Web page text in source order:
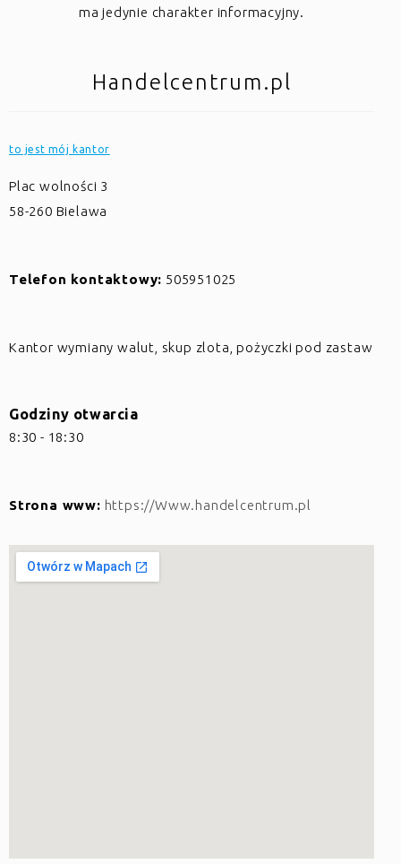
ma jedynie charakter informacyjny.
Handelcentrum.pl
to jest mój kantor
Plac wolności 3
58-260 Bielawa
Telefon kontaktowy: 505951025
Kantor wymiany walut, skup zlota, pożyczki pod zastaw
Godziny otwarcia
8:30 - 18:30
Strona www: https://Www.handelcentrum.pl